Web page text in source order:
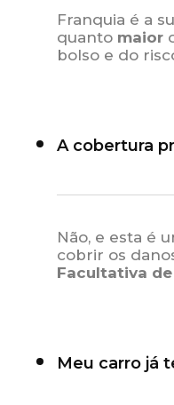
Franquia é a
quanto maior
bolso e do
A cobertura
Não, e esta é
cobrir os
Facultativa de
Meu carro já